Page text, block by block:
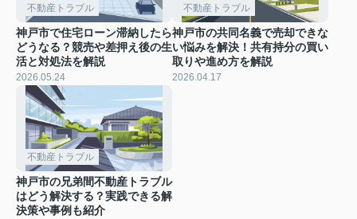
不動産トラブル
神戸市で住宅ローン滞納したら
どうなる？競売や差押え後の生
活と対処法を解説
2026.05.24
不動産トラブル
神戸市の共同名義で売却できな
い悩みを解決！共有持分の買い
取りや進め方を解説
2026.04.17
不動産トラブル
神戸市の兄弟間不動産トラブル
はどう解決する？実践できる解
決策や事例も紹介